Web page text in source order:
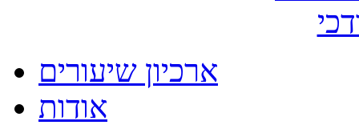
ארכיון שיעורים
אודות